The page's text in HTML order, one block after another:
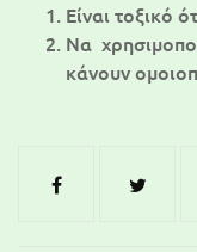
Είναι τοξικό
Να
κάνουν